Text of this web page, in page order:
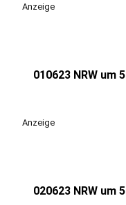
Anzeige
010623 NRW um 5
Anzeige
020623 NRW um 5